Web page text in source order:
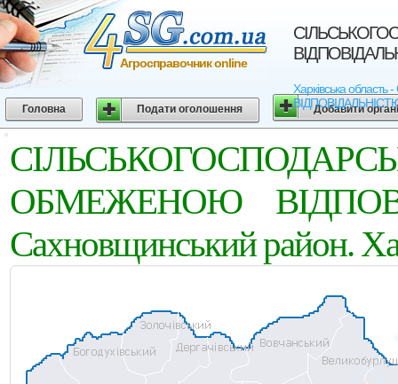
Харківська
Агросправочник online
Головна Подати оголошення Добавити
ОБМЕЖЕНОЮ
Сахновщинський район.